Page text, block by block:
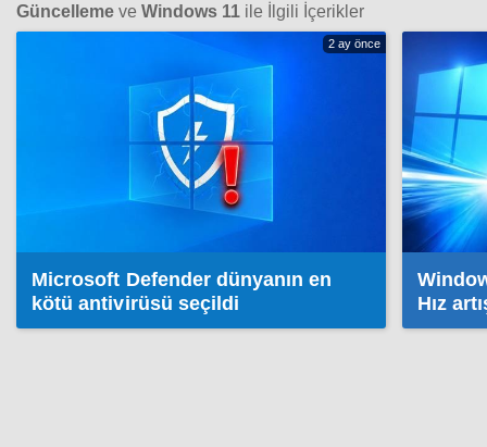
Güncelleme ve Windows 11 ile İlgili İçerikler
2 ay önce
Microsoft Defender dünyanın en
kötü antivirüsü seçildi
Hız